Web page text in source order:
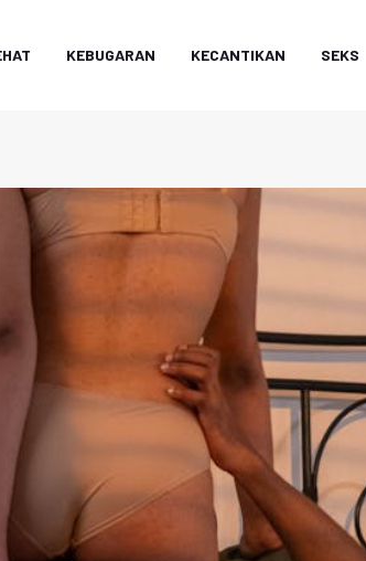
KEBUGARAN KECANTIKAN SEKS